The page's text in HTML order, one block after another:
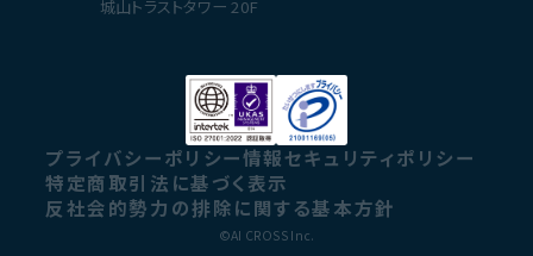
城山トラストタワー 20F
プライバシーポリシー情報セキュリティポリシー
特定商取引法に基づく表示
反社会的勢力の排除に関する基本方針
©AI CROSS Inc.